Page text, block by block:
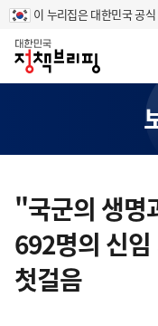
이 누리집은 대한민국 공
홈
텐
영
역
"국군의 생명
692명의 신
첫걸음